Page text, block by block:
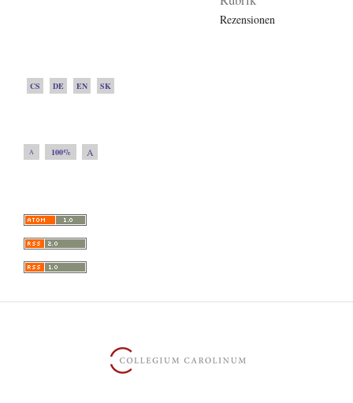
Rezensionen
CS DE EN SK
A 100% A